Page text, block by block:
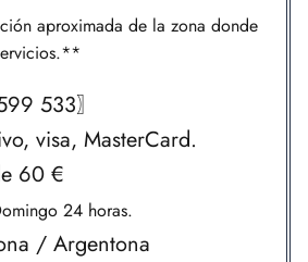
aproximada de la zona donde
533〗
visa, MasterCard.
60 €
24 horas.
/ Argentona